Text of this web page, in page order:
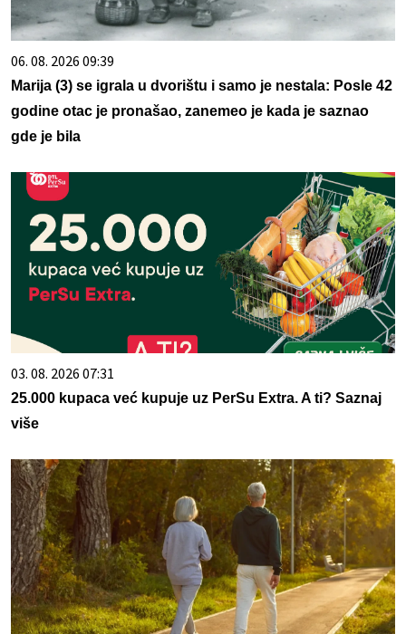
06. 08. 2026 09:39
Marija (3) se igrala u dvorištu i samo je nestala: Posle 42
godine otac je pronašao, zanemeo je kada je saznao
gde je bila
03. 08. 2026 07:31
25.000 kupaca već kupuje uz PerSu Extra. A ti? Saznaj
više